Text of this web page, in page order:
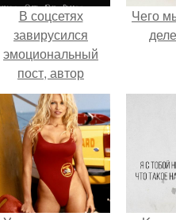
В соцсетях
завирусился
эмоциональный
пост, автор
призвала
отдыхать
без детей и не
испытывать
чувство вины.
Чего